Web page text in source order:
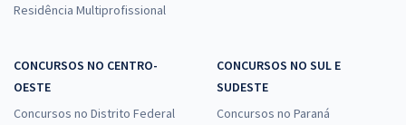
Residência Multiprofissional
CONCURSOS NO CENTRO-
OESTE
Concursos no Distrito Federal
CONCURSOS NO SUL E
SUDESTE
Concursos no Paraná